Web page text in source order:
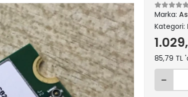
Marka:
Kategori:
85,79 TL